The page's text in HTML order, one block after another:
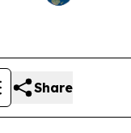
Share